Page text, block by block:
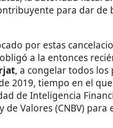
para dar de
por estas
a la entonces
, a congelar todos los
2019, tiempo en el
de Inteligencia
de Valores (CNBV)